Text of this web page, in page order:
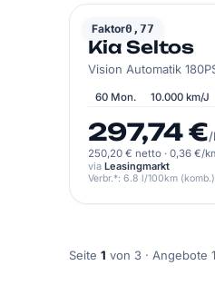
Faktor0,77
KIA
Kia Seltos
Vision Automatik
60 Mon. 10.000 km/J
297,74 €
250,20 € netto · 0,36 €/
via Leasingmarkt
Verbr.*: 6.8 l/100km
Seite 1 von 3 · Angebote